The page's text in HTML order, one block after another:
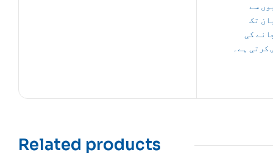
سے
تک
کی
کرتی ہے۔
Related products